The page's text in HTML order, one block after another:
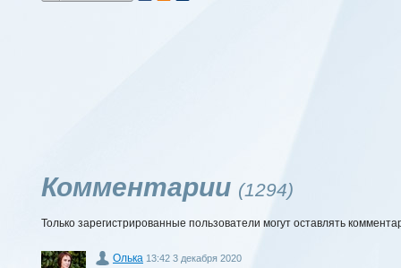
Комментарии (1294)
Только зарегистрированные пользователи могут оставлять
Олька 13:42 3 декабря 2020